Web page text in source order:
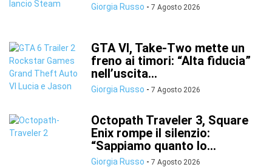
Giorgia Russo - 7 Agosto 2026
GTA VI, Take-Two mette un
freno ai timori: “Alta fiducia”
nell’uscita...
Giorgia Russo - 7 Agosto 2026
Octopath Traveler 3, Square
Enix rompe il silenzio:
“Sappiamo quanto lo...
Giorgia Russo - 7 Agosto 2026